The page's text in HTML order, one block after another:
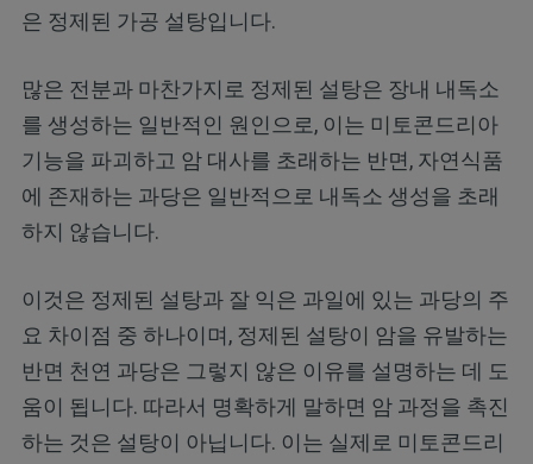
은 정제된 가공 설탕입니다.
많은 전분과 마찬가지로 정제된 설탕은 장내 내독소
를 생성하는 일반적인 원인으로, 이는 미토콘드리아
기능을 파괴하고 암 대사를 초래하는 반면, 자연식품
에 존재하는 과당은 일반적으로 내독소 생성을 초래
하지 않습니다.
이것은 정제된 설탕과 잘 익은 과일에 있는 과당의 주
요 차이점 중 하나이며, 정제된 설탕이 암을 유발하는
반면 천연 과당은 그렇지 않은 이유를 설명하는 데 도
움이 됩니다. 따라서 명확하게 말하면 암 과정을 촉진
하는 것은 설탕이 아닙니다. 이는 실제로 미토콘드리